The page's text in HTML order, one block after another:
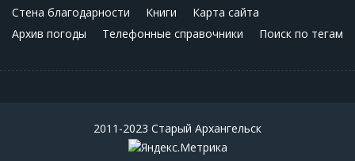
Стена благодарности
Книги
Карта сайта
Архив погоды
Телефонные справочники Поиск по тегам
2011-2023 Старый Архангельск